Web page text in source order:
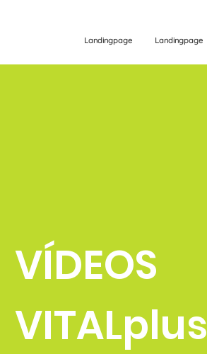
Landingpage Landingpage
VÍDEOS
VITALplus